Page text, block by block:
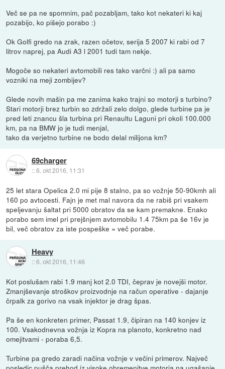
Več se pa ne spomnim, pač pozabljam, tako kot nekateri ki kaj
pozabijo, ko pišejo porabo :)
Ok Golfi gredo na zrak, razen očetov, serija 5 2007 ki rabi od 7
litrov naprej, pa Audi A3 l 2001 tudi tam nekje.
Mogoče so nekateri avtomobili res tako varčni :) ali pa samo
vozniki na meji zombijev?
Glede novih mašin pa me zanima kako trajni so motorji s turbino?
Stari motorji brez turbin so zdržali zelo dolgo, glede turbine pa je
pred leti znancu šla turbina pri Renaultu Laguni pri okoli 100.000
km, pa na BMW jo je tudi menjal,
tako da verjetno turbine ne bodo delal milijona km?
69charger
::6. okt 2016, 11:31
25 let stara Opelica 2.0 mi pije 8 stalno, pa so vožnje 50-90kmh ali
160 po avtocesti. Fajn je met mal navora da ne rabiš pri vsakem
speljevanju šaltat pri 5000 obratov da se kam premakne. Enako
porabo sem imel pri prejšnjem avtomobilu 1.4 75km pa še 16v je
bil, več obratov za iste pospeške = več porabe.
Heavy
::6. okt 2016, 11:46
Kot poslušam rabi 1.9 manj kot 2.0 TDI, čeprav je novejši motor.
Zmanjševanje stroškov proizvodnje na račun operative - dajanje
črpalk za gorivo na vsak injektor je drag špas.
Pa še en konkreten primer, Passat 1.9, čipiran na 140 konjev iz
100. Vsakodnevna vožnja iz Kopra na planoto, konkretno nad
omejitvami - poraba 6,5.
Turbine pa gredo zaradi načina vožnje v večini primerov. Največ